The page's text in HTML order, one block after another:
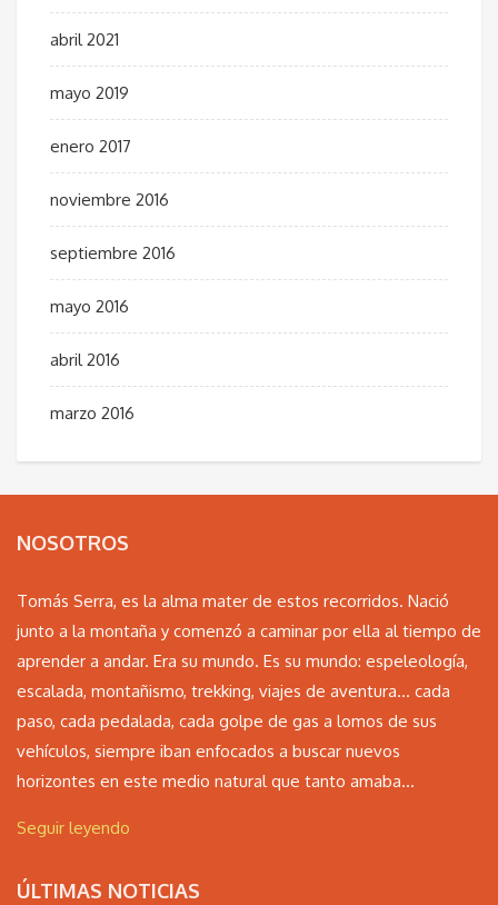
abril 2021
mayo 2019
enero 2017
noviembre 2016
septiembre 2016
mayo 2016
abril 2016
marzo 2016
NOSOTROS
Tomás Serra, es la alma mater de estos recorridos. Nació
junto a la montaña y comenzó a caminar por ella al tiempo de
aprender a andar. Era su mundo. Es su mundo: espeleología,
escalada, montañismo, trekking, viajes de aventura… cada
paso, cada pedalada, cada golpe de gas a lomos de sus
vehículos, siempre iban enfocados a buscar nuevos
horizontes en este medio natural que tanto amaba...
Seguir leyendo
ÚLTIMAS NOTICIAS